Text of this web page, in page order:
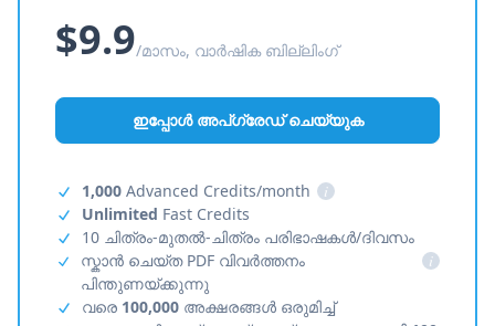
$9.9/മാസം, വാർഷിക ബില്ലിംഗ്
ഇപ്പോൾ അപ്‌ഗ്രേഡ് ചെയ്യുക
1,000 Advanced Credits/month
i
Unlimited Fast Credits
10 ചിത്രം-മുതൽ-ചിത്രം പരിഭാഷകൾ/ദിവസം
സ്കാൻ ചെയ്ത PDF വിവർത്തനം
പിന്തുണയ്ക്കുന്നു
i
വരെ 100,000 അക്ഷരങ്ങൾ ഒരുമിച്ച്